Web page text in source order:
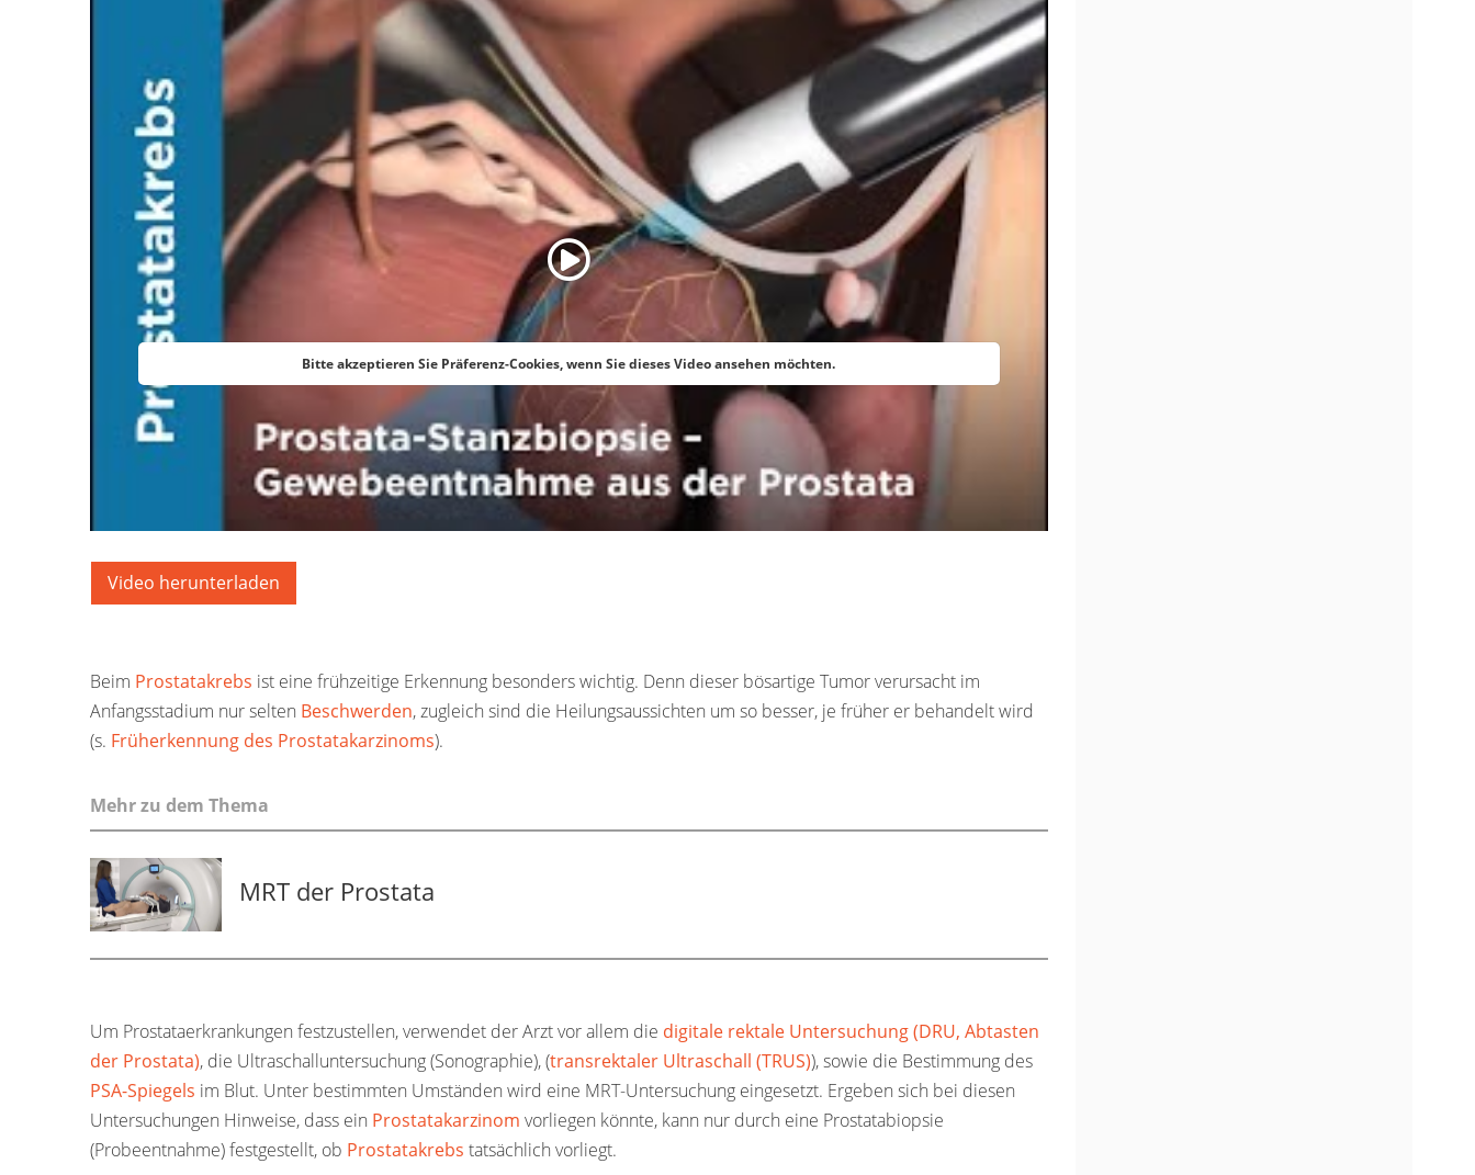
Rehabilitation
Prophylaxe und Risikofaktoren
Archiv
Bitte akzeptieren Sie Präferenz-Cookies, wenn Sie dieses Video ansehen möchten.
Video herunterladen
Beim Prostatakrebs ist eine frühzeitige Erkennung besonders wichtig. Denn dieser bösartige Tumor verursacht im
Anfangsstadium nur selten Beschwerden, zugleich sind die Heilungsaussichten um so besser, je früher er behandelt wird
(s. Früherkennung des Prostatakarzinoms).
Mehr zu dem Thema
MRT der Prostata
Um Prostataerkrankungen festzustellen, verwendet der Arzt vor allem die digitale rektale Untersuchung (DRU, Abtasten
der Prostata), die Ultraschalluntersuchung (Sonographie), (transrektaler Ultraschall (TRUS)), sowie die Bestimmung des
PSA-Spiegels im Blut. Unter bestimmten Umständen wird eine MRT-Untersuchung eingesetzt. Ergeben sich bei diesen
Untersuchungen Hinweise, dass ein Prostatakarzinom vorliegen könnte, kann nur durch eine Prostatabiopsie
(Probeentnahme) festgestellt, ob Prostatakrebs tatsächlich vorliegt.